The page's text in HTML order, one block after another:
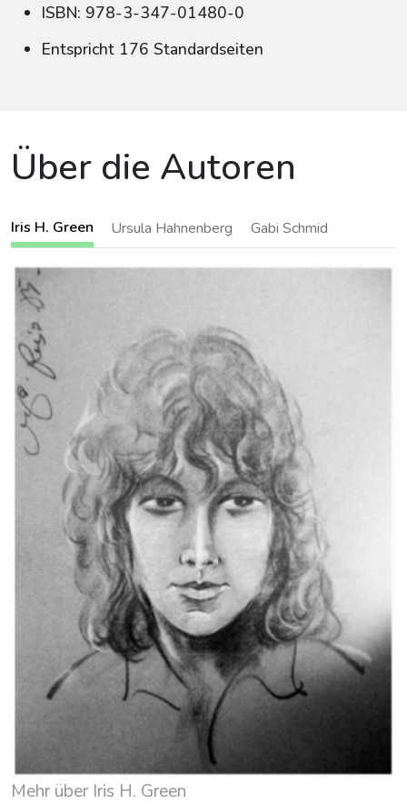
ISBN: 978-3-347-01480-0
Entspricht 176 Standardseiten
Über die Autoren
Iris H. Green Ursula Hahnenberg Gabi Schmid
Mehr über Iris H. Green